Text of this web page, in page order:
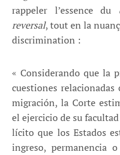
rappeler l’essence du
reversal, tout en la
discrimination :
« Considerando que la
cuestiones
migración, la Corte
el ejercicio de su
lícito que los Estados
ingreso, permanencia